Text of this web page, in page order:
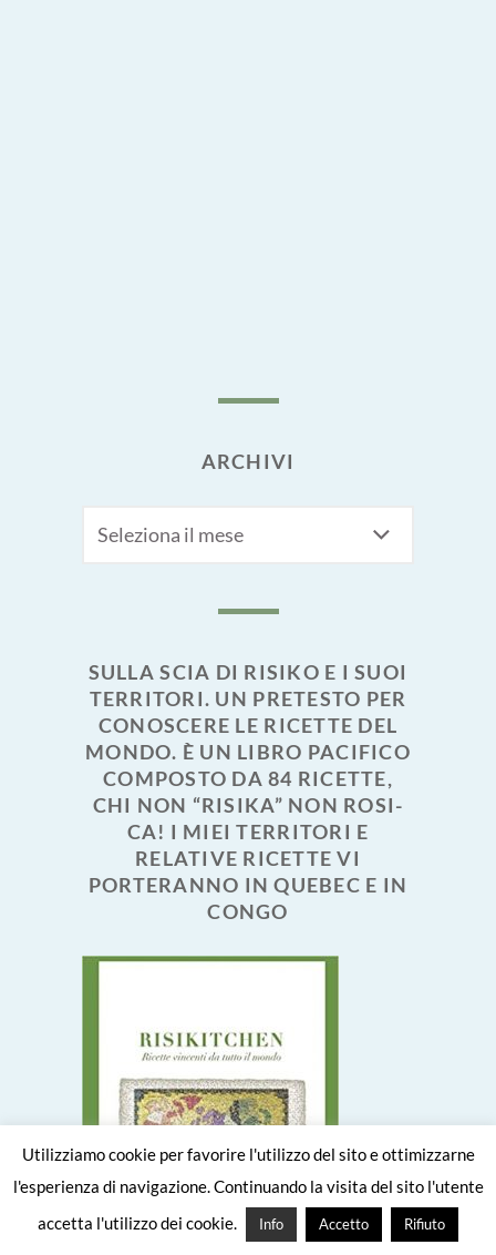
ARCHIVI
SULLA SCIA DI RISIKO E I SUOI
TERRITORI. UN PRETESTO PER
CONOSCERE LE RICETTE DEL
MONDO. È UN LIBRO PACIFICO
COMPOSTO DA 84 RICETTE,
CHI NON “RISIKA” NON ROSI-
CA! I MIEI TERRITORI E
RELATIVE RICETTE VI
PORTERANNO IN QUEBEC E IN
CONGO
Utilizziamo cookie per favorire l'utilizzo del sito e ottimizzarne
l'esperienza di navigazione. Continuando la visita del sito l'utente
accetta l'utilizzo dei cookie.
Info Accetto Rifiuto